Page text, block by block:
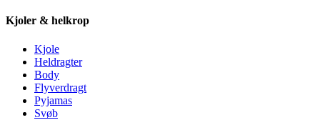
Kjoler & helkrop
Kjole
Heldragter
Body
Flyverdragt
Pyjamas
Svøb